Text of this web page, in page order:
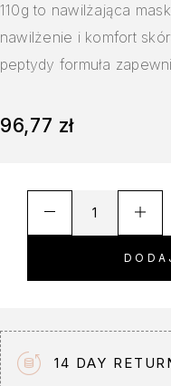
110g to nawilżająca
nawilżenie i komfort
peptydy formuła
96,77 zł
a
t
i
14 DAY